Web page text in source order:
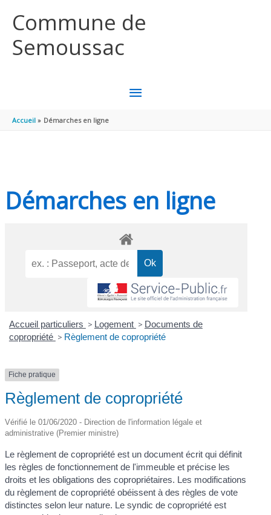
Commune de
Semoussac
MENU
Accueil Démarches en ligne
Démarches en ligne
Accueil particuliers > Logement > Documents de
copropriété > Règlement de copropriété
Fiche pratique
Règlement de copropriété
Vérifié le 01/06/2020 - Direction de l'information légale et
administrative (Premier ministre)
Le règlement de copropriété est un document écrit qui définit
les règles de fonctionnement de l'immeuble et précise les
droits et les obligations des copropriétaires. Les modifications
du règlement de copropriété obéissent à des règles de vote
distinctes selon leur nature. Le syndic de copropriété est